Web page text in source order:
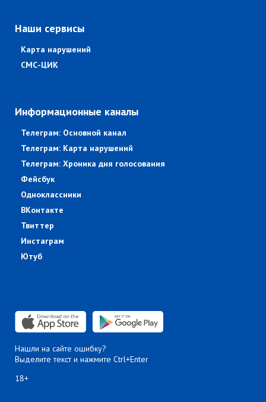
Наши сервисы
Карта нарушений
СМС-ЦИК
Информационные каналы
Телеграм: Основной канал
Телеграм: Карта нарушений
Телеграм: Хроника дня голосования
Фейсбук
Одноклассники
ВКонтакте
Твиттер
Инстаграм
Ютуб
Нашли на сайте ошибку?
Выделите текст и нажмите Ctrl+Enter
18+